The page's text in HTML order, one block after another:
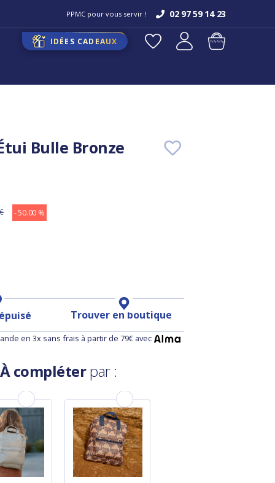
PPMC pour vous servir ! 02 97 59 14 23
IDÉES CADEAUX
Bulle Bronze
- 50.00 %
Trouver en boutique
en 3x sans frais à partir de 79€ avec
À compléterpar :